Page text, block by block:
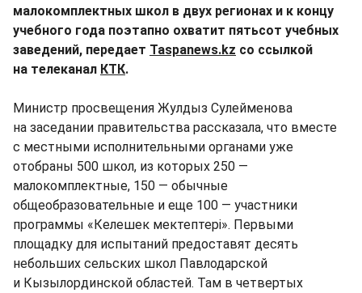
малокомплектных школ в двух регионах и к концу
учебного года поэтапно охватит пятьсот учебных
заведений, передает Taspanews.kz со ссылкой
на телеканал КТК.
Министр просвещения Жулдыз Сулейменова
на заседании правительства рассказала, что вместе
с местными исполнительными органами уже
отобраны 500 школ, из которых 250 —
малокомплектные, 150 — обычные
общеобразовательные и еще 100 — участники
программы «Келешек мектептері». Первыми
площадку для испытаний предоставят десять
небольших сельских школ Павлодарской
и Кызылординской областей. Там в четвертых